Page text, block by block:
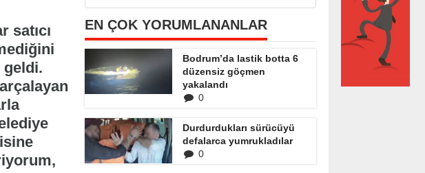
satıcı
geldi.
EN ÇOK YORUMLANANLAR
Bodrum’da lastik botta 6
düzensiz göçmen
yakalandı
0
Durdurdukları sürücüyü
defalarca yumrukladılar
0